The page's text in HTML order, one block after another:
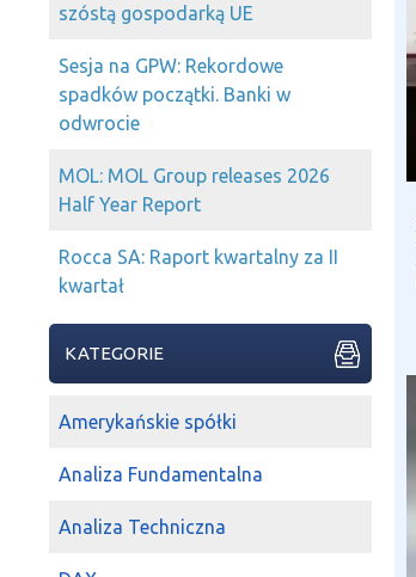
szóstą gospodarką UE
Sesja na GPW: Rekordowe
spadków początki. Banki w
odwrocie
MOL: MOL Group releases 2026
Half Year Report
Rocca SA: Raport kwartalny za II
kwartał
KATEGORIE
Amerykańskie spółki
Analiza Fundamentalna
Analiza Techniczna